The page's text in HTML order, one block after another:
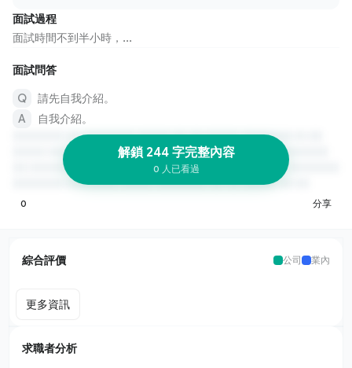
面試過程
面試時間不到半小時，...
面試問答
請先自我介紹。
自我介紹。
解鎖 244 字完整內容
0 人已看過
0 分享
綜合評價 公司 業內
更多資訊
求職者分析